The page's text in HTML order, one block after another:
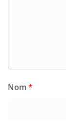
Nom *